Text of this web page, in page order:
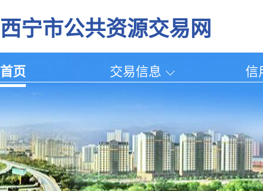
西宁市公共资源交易网
首页 交易信息 信